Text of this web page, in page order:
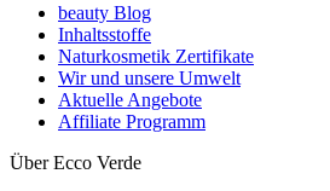
beauty Blog
Inhaltsstoffe
Naturkosmetik Zertifikate
Wir und unsere Umwelt
Aktuelle Angebote
Affiliate Programm
Über Ecco Verde